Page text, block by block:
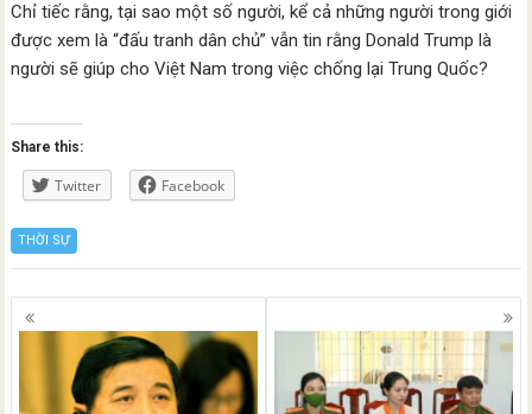
Chỉ tiếc rằng, tại sao một số người, kể cả những người trong giới
được xem là “đấu tranh dân chủ” vẫn tin rằng Donald Trump là
người sẽ giúp cho Việt Nam trong việc chống lại Trung Quốc?
Share this:
Twitter Facebook
THỜI SỰ
Posts
navigation